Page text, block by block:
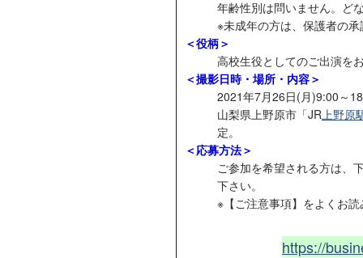
年齢性別は問いません。ど
※未成年の方は、保護者の
＜役柄＞
高校生役としてのご出演を
＜撮影日時・場所・内容＞
2021年7月26日(月)9:00～
山梨県上野原市「JR 上野原
定。
＜応募方法＞
ご参加を希望される方は、
下さい。
※【ご注意事項】をよくお
https://